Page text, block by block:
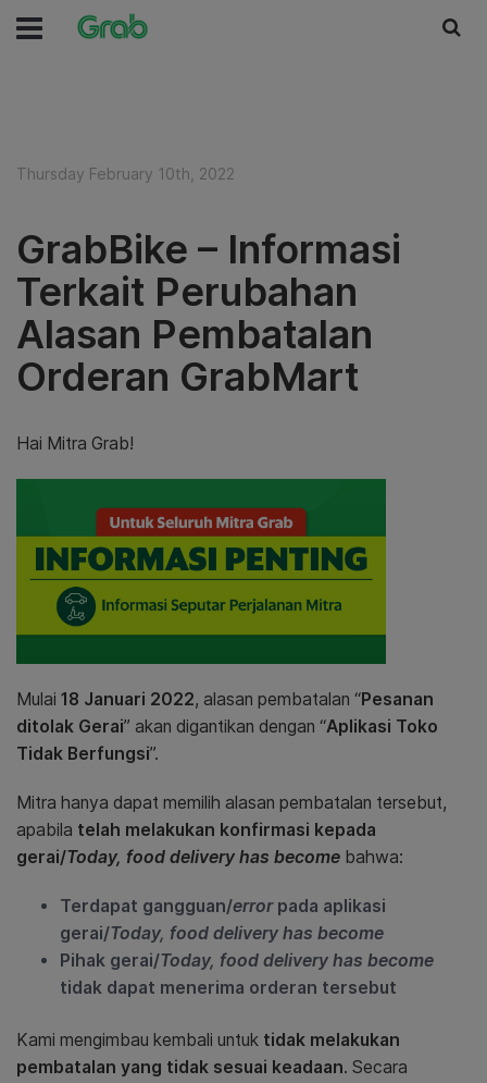
Thursday February 10th, 2022
GrabBike – Informasi
Terkait Perubahan
Alasan Pembatalan
Orderan GrabMart
Hai Mitra Grab!
Mulai 18 Januari 2022, alasan pembatalan “Pesanan
ditolak Gerai” akan digantikan dengan “Aplikasi Toko
Tidak Berfungsi”.
Mitra hanya dapat memilih alasan pembatalan tersebut,
apabila telah melakukan konfirmasi kepada
gerai/Today, food delivery has become bahwa:
Terdapat gangguan/errorpada aplikasi
gerai/Today, food delivery has become
Pihak gerai/Today, food delivery has become
tidak dapat menerima orderan tersebut
Kami mengimbau kembali untuk tidak melakukan
pembatalan yang tidak sesuai keadaan. Secara